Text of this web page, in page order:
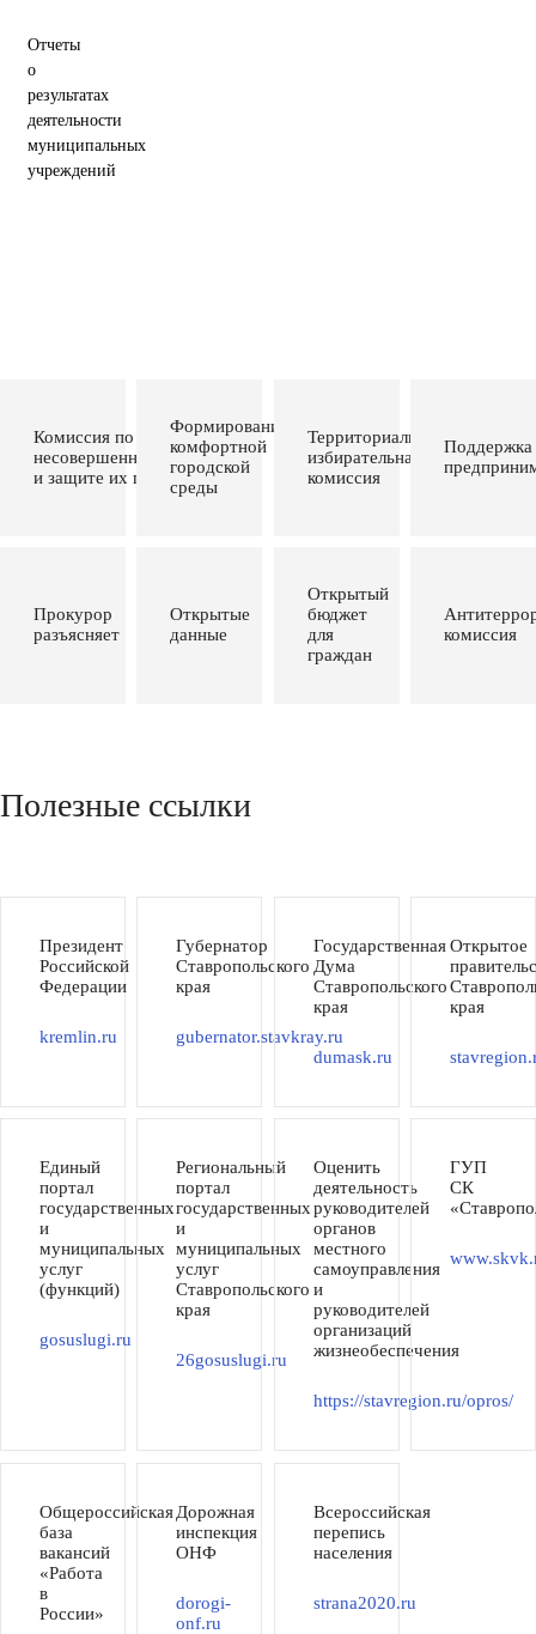
Отчеты
о
результатах
деятельности
муниципальных
учреждений
Комиссия по делам
несовершеннолетних
и защите их прав
Формирование
комфортной
городской
среды
Территориальная
избирательная
комиссия
Поддержка
Прокурор
разъясняет
Открытые
данные
Открытый
бюджет
для
граждан
комиссия
Полезные ссылки
Президент
Российской
Федерации
kremlin.ru
Губернатор
Ставропольского
края
gubernator.stavkray.ru
Государственная
Дума
Ставропольского
края
dumask.ru
Открытое
края
Единый
портал
государственных
и
муниципальных
услуг
(функций)
gosuslugi.ru
Региональный
портал
государственных
и
муниципальных
услуг
Ставропольского
края
26gosuslugi.ru
Оценить
деятельность
руководителей
органов
местного
самоуправления
и
руководителей
организаций
жизнеобеспечения
https://stavregion.ru/opros/
ГУП
СК
Общероссийская
база
вакансий
«Работа
в
России»
Дорожная
инспекция
ОНФ
dorogi-
onf.ru
Всероссийская
перепись
населения
strana2020.ru